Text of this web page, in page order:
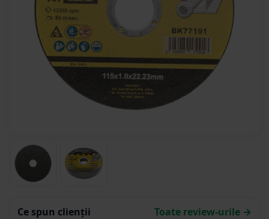
Ce spun clienții Toate review-urile →